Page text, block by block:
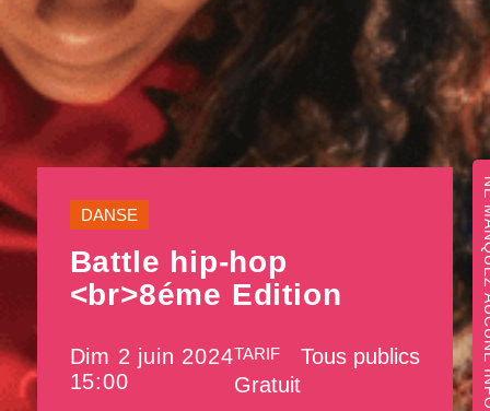
NE
DANSE
Battle hip-hop
<br>8éme Edition
Dim 2 juin 2024
15:00
TARIF
Gratuit
Tous publics